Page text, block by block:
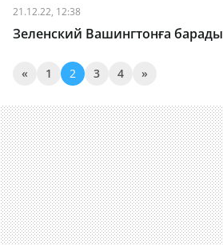
21.12.22, 12:38
Зеленский Вашингтонға барады
« 1 2 3 4 »